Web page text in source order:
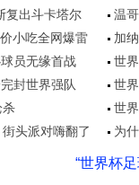
复出斗卡塔尔
温
小吃全网爆雷
加
员无缘首战
世
封世界强队
世
杀
世
头派对嗨翻了
为
“世界杯足